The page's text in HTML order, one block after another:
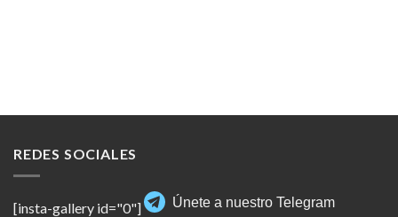
REDES SOCIALES
[insta-gallery id="0"] Únete a nuestro Telegram